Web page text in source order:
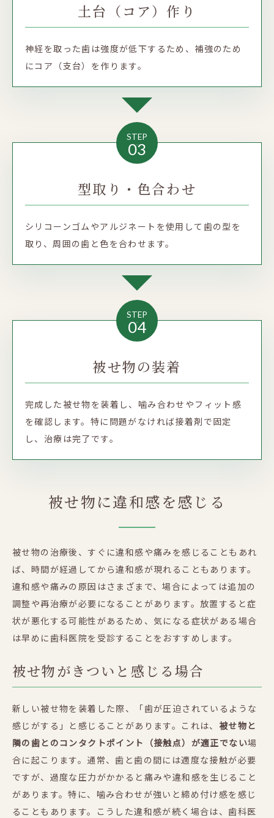
土台（コア）作り
神経を取った歯は強度が低下するため、補強のため
にコア（支台）を作ります。
STEP
03
型取り・色合わせ
シリコーンゴムやアルジネートを使用して歯の型を
取り、周囲の歯と色を合わせます。
STEP
04
被せ物の装着
完成した被せ物を装着し、噛み合わせやフィット感
を確認します。特に問題がなければ接着剤で固定
し、治療は完了です。
被せ物に違和感を感じる
被せ物の治療後、すぐに違和感や痛みを感じることもあれ
ば、時間が経過してから違和感が現れることもあります。
違和感や痛みの原因はさまざまで、場合によっては追加の
調整や再治療が必要になることがあります。放置すると症
状が悪化する可能性があるため、気になる症状がある場合
は早めに歯科医院を受診することをおすすめします。
被せ物がきついと感じる場合
新しい被せ物を装着した際、「歯が圧迫されているような
感じがする」と感じることがあります。これは、 被せ物と
隣の歯とのコンタクトポイント（接触点）が適正でない場
合に起こります。通常、歯と歯の間には適度な接触が必要
ですが、過度な圧力がかかると痛みや違和感を生じること
があります。特に、噛み合わせが強いと締め付け感を感じ
ることもあります。こうした違和感が続く場合は、歯科医